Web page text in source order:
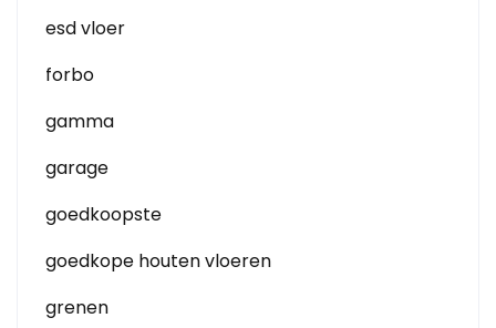
esd vloer
forbo
gamma
garage
goedkoopste
goedkope houten vloeren
grenen